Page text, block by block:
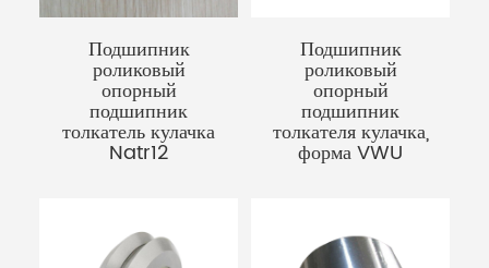
Подшипник
роликовый
опорный
подшипник
толкатель кулачка
Natr12
Подшипник
роликовый
опорный
подшипник
толкателя кулачка,
форма VWU